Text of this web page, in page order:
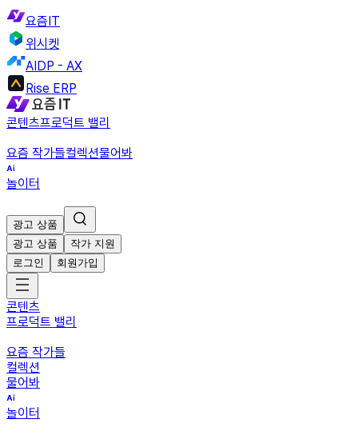
요즘IT
위시켓
AIDP - AX
Rise ERP
콘텐츠프로덕트 밸리
요즘 작가들컬렉션물어봐
놀이터
광고 상품
광고 상품
작가 지원
로그인
회원가입
콘텐츠
프로덕트 밸리
요즘 작가들
컬렉션
물어봐
놀이터